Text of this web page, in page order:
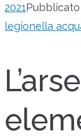
2021Pubblicato
legionella